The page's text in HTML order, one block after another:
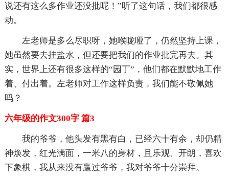
说还有这么多作业还没批呢！”听了这句话，我们都很感
动。
左老师是多么尽职呀，她喉咙哑了，仍然坚持上课，
她虽然要去挂盐水，但还要把我们的作业批完再去。其
实，世界上还有很多这样的“园丁”，他们都在默默地工作
着、付出着。左老师对工作这样负责，我们能不敬佩她
吗？
六年级的作文300字 篇3
我的爷爷，他头发有黑有白，已经六十有余，却仍精
神焕发，红光满面，一米八的身材，且乐观、开朗，喜欢
下象棋，我从来没有赢过爷爷，我对爷爷十分崇拜。